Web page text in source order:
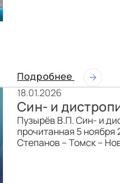
Подробнее
18.01.2026
Син- и
Пузырёв В.П. Син- и
прочитанная 5 ноября
Степанов – Томск –